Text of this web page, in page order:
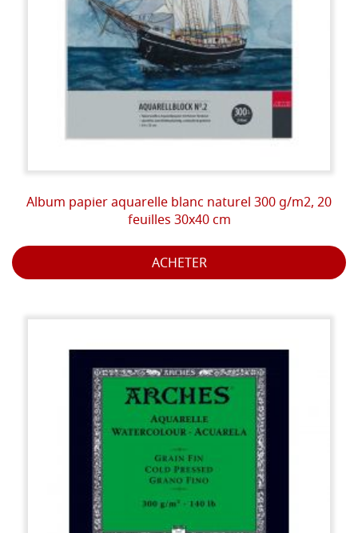
Album papier aquarelle blanc naturel 300 g/m2, 20
feuilles 30x40 cm
ACHETER